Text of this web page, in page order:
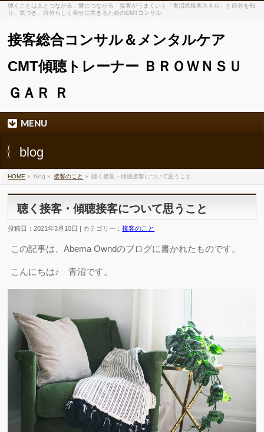
聴くことは人とつながる、愛につながる 接客がうまくいく「青沼式接客スキル」と自分を知
り、気づき、自分らしく幸せに生きるためのCMTコンサル
接客総合コンサル＆メンタルケア
CMT傾聴トレーナー ＢＲＯＷＮＳＵ
ＧＡＲ Ｒ
MENU
blog
HOME » blog » 接客のこと » 聴く接客・傾聴接客について思うこと
聴く接客・傾聴接客について思うこと
投稿日：2021年3月10日 | カテゴリー：接客のこと
この記事は、Abema Owndのブログに書かれたものです。
こんにちは♪ 青沼です。